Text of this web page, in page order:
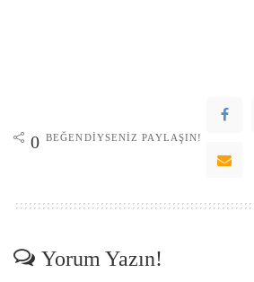
0 BEĞENDIYSENIZ PAYLAŞIN!
Yorum Yazın!